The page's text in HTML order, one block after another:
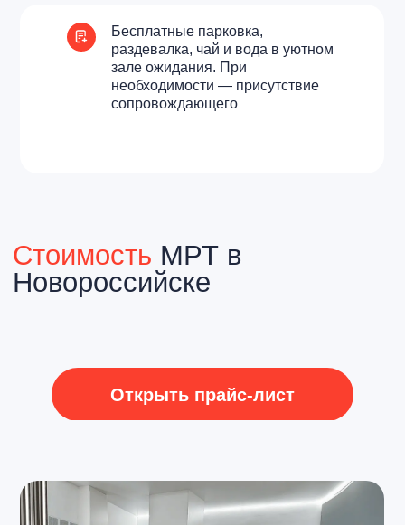
Бесплатные парковка,
раздевалка, чай и вода в уютном
зале ожидания. При
необходимости — присутствие
сопровождающего